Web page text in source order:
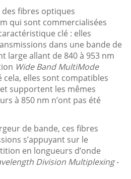
des fibres optiques
qui sont commercialisées
clé : elles
dans une bande de
large allant de 840 à 953 nm
Wide Band MultiMode
cela, elles sont compatibles
supportent les mêmes
à 850 nm n’ont pas été
de bande, ces fibres
s’appuyant sur le
en longueurs d’onde
Division Multiplexing-